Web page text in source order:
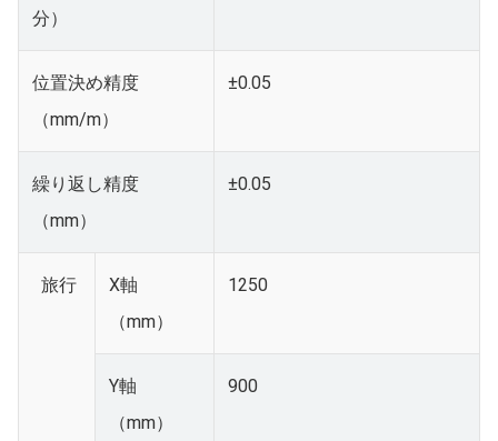
分）
位置決め精度
（mm/m）
±0.05
繰り返し精度
（mm）
±0.05
旅行
X軸
（mm）
1250
Y軸
（mm）
900